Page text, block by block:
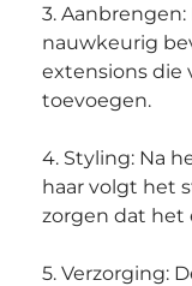
3.
nauwkeurig
extensions die
toevoegen.
4. Styling: Na
haar volgt het
zorgen dat het
5. Verzorging: